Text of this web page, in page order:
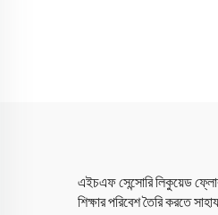
এইচএফ সেন্সোরি লিকুয়েড
শিক্ষার পরিবেশ তৈরি করতে